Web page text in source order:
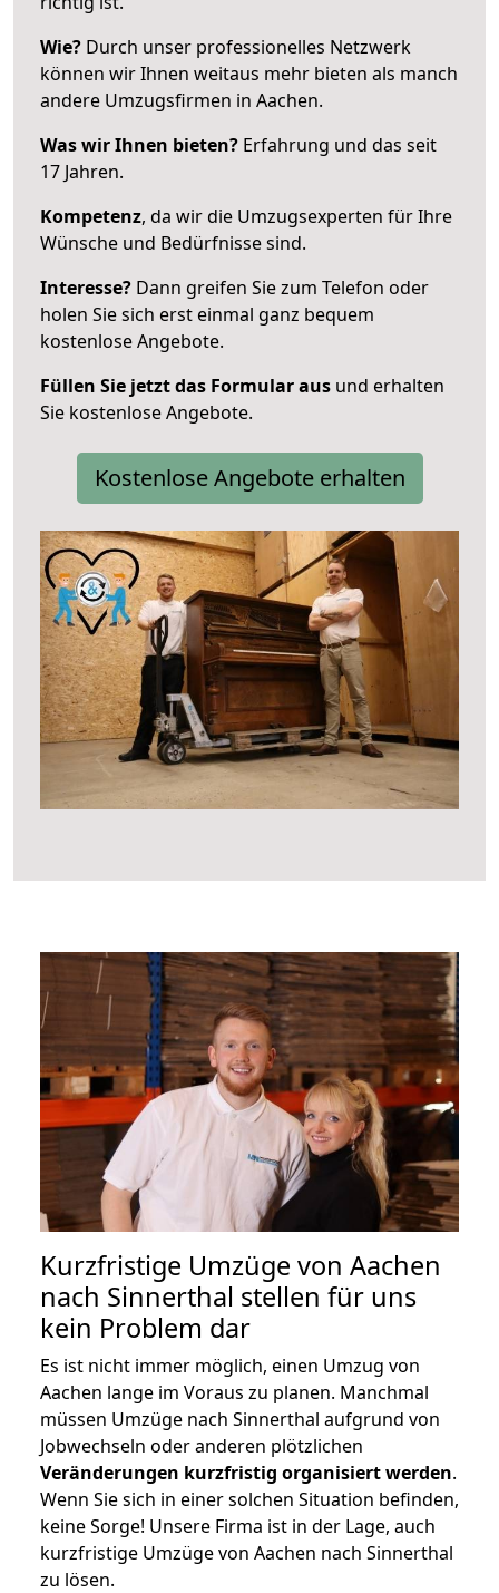
Wie? Durch unser professionelles Netzwerk
können wir Ihnen weitaus mehr bieten als manch
andere Umzugsfirmen in Aachen.
Was wir Ihnen bieten? Erfahrung und das seit
17 Jahren.
Kompetenz, da wir die Umzugsexperten für Ihre
Wünsche und Bedürfnisse sind.
Interesse? Dann greifen Sie zum Telefon oder
holen Sie sich erst einmal ganz bequem
kostenlose Angebote.
Füllen Sie jetzt das Formular aus und erhalten
Sie kostenlose Angebote.
Kostenlose Angebote erhalten
Kurzfristige Umzüge von Aachen
nach Sinnerthal stellen für uns
kein Problem dar
Es ist nicht immer möglich, einen Umzug von
Aachen lange im Voraus zu planen. Manchmal
müssen Umzüge nach Sinnerthal aufgrund von
Jobwechseln oder anderen plötzlichen
Veränderungen kurzfristig organisiert werden.
Wenn Sie sich in einer solchen Situation befinden,
keine Sorge! Unsere Firma ist in der Lage, auch
kurzfristige Umzüge von Aachen nach Sinnerthal
zu lösen.